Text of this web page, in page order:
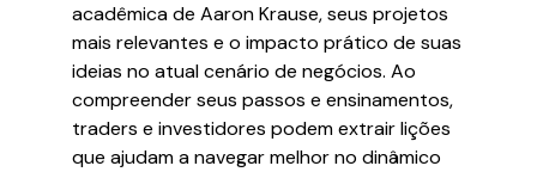
acadêmica de Aaron Krause, seus projetos
mais relevantes e o impacto prático de suas
ideias no atual cenário de negócios. Ao
compreender seus passos e ensinamentos,
traders e investidores podem extrair lições
que ajudam a navegar melhor no dinâmico